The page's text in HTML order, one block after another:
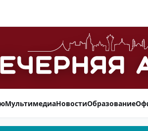
МультимедиаНовостиОбразование